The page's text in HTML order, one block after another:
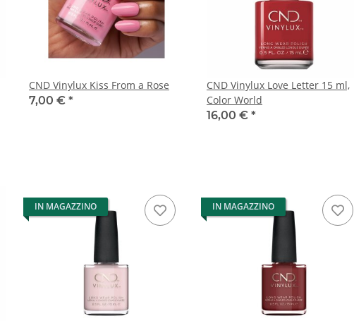
CND Vinylux Kiss From a Rose
7,00 € *
CND Vinylux Love Letter 15 ml,
Color World
16,00 € *
IN MAGAZZINO IN MAGAZZINO